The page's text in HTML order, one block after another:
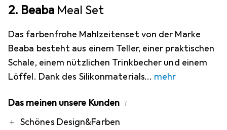
2. Beaba Meal Set
Das farbenfrohe Mahlzeitenset von der Marke
Beaba besteht aus einem Teller, einer praktischen
Schale, einem nützlichen Trinkbecher und einem
Löffel. Dank des Silikonmaterials
mehr
Das meinen unsere Kunden i
ProSchönes Design&Farben
Contra